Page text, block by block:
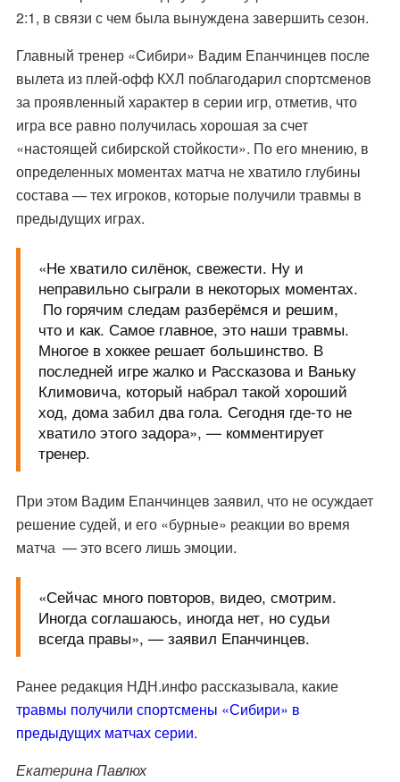
2:1, в связи с чем была вынуждена завершить сезон.
Главный тренер «Сибири» Вадим Епанчинцев после
вылета из плей‑офф КХЛ поблагодарил спортсменов
за проявленный характер в серии игр, отметив, что
игра все равно получилась хорошая за счет
«настоящей сибирской стойкости». По его мнению, в
определенных моментах матча не хватило глубины
состава — тех игроков, которые получили травмы в
предыдущих играх.
«Не хватило силёнок, свежести. Ну и
неправильно сыграли в некоторых моментах.
По горячим следам разберёмся и решим,
что и как. Самое главное, это наши травмы.
Многое в хоккее решает большинство. В
последней игре жалко и Рассказова и Ваньку
Климовича, который набрал такой хороший
ход, дома забил два гола. Сегодня где-то не
хватило этого задора», — комментирует
тренер.
При этом Вадим Епанчинцев заявил, что не осуждает
решение судей, и его «бурные» реакции во время
матча — это всего лишь эмоции.
«Сейчас много повторов, видео, смотрим.
Иногда соглашаюсь, иногда нет, но судьи
всегда правы», — заявил Епанчинцев.
Ранее редакция НДН.инфо рассказывала, какие
травмы получили спортсмены «Сибири» в
предыдущих матчах серии.
Екатерина Павлюх